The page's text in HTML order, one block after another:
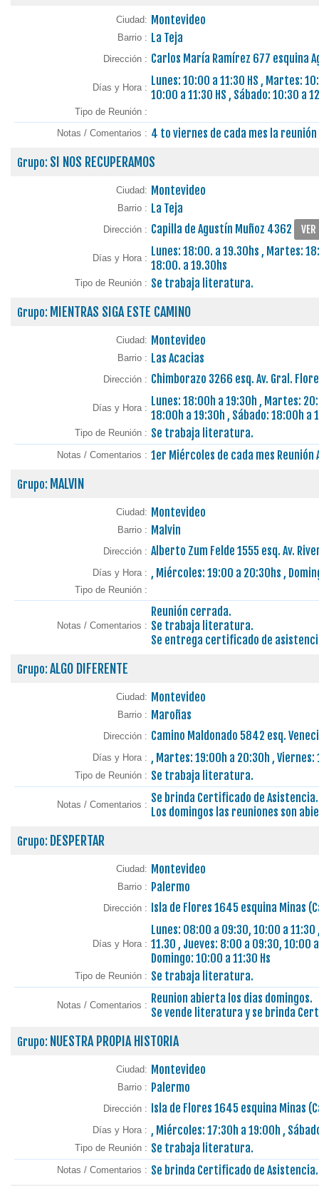
Ciudad: Montevideo
Barrio : La Teja
Dirección : Carlos María Ramírez 677 esquina
Días y Hora : Lunes: 10:00 a 11:30 HS , Martes:
10:00 a 11:30 HS , Sábado: 10:30 a
Tipo de Reunión :
Notas / Comentarios : 4 to viernes de cada mes la
Grupo: SI NOS RECUPERAMOS
Ciudad: Montevideo
Barrio : La Teja
Dirección : Capilla de Agustín Muñoz 4362 VER
Días y Hora : Lunes: 18:00. a 19.30hs , Martes:
18:00. a 19.30hs
Tipo de Reunión : Se trabaja literatura.
Grupo: MIENTRAS SIGA ESTE CAMINO
Ciudad: Montevideo
Barrio : Las Acacias
Dirección : Chimborazo 3266 esq. Av. Gral.
Días y Hora : Lunes: 18:00h a 19:30h , Martes:
18:00h a 19:30h , Sábado: 18:00h a
Tipo de Reunión : Se trabaja literatura.
Notas / Comentarios : 1er Miércoles de cada mes Reunión
Grupo: MALVIN
Ciudad: Montevideo
Barrio : Malvin
Dirección : Alberto Zum Felde 1555 esq. Av.
Días y Hora : , Miércoles: 19:00 a 20:30hs ,
Tipo de Reunión :
Notas / Comentarios :
Reunión cerrada.
Se trabaja literatura.
Se entrega certificado de
Grupo: ALGO DIFERENTE
Ciudad: Montevideo
Barrio : Maroñas
Dirección : Camino Maldonado 5842 esq.
Días y Hora : , Martes: 19:00h a 20:30h ,
Tipo de Reunión : Se trabaja literatura.
Notas / Comentarios : Se brinda Certificado de Asistencia.
Los domingos las reuniones son
Grupo: DESPERTAR
Ciudad: Montevideo
Barrio : Palermo
Dirección : Isla de Flores 1645 esquina Minas
Días y Hora :
Lunes: 08:00 a 09:30, 10:00 a
11.30 , Jueves: 8:00 a 09:30, 10:00
Domingo: 10:00 a 11:30 Hs
Tipo de Reunión : Se trabaja literatura.
Notas / Comentarios : Reunion abierta los dias domingos.
Se vende literatura y se brinda
Grupo: NUESTRA PROPIA HISTORIA
Ciudad: Montevideo
Barrio : Palermo
Dirección : Isla de Flores 1645 esquina Minas
Días y Hora : , Miércoles: 17:30h a 19:00h ,
Tipo de Reunión : Se trabaja literatura.
Notas / Comentarios : Se brinda Certificado de Asistencia.